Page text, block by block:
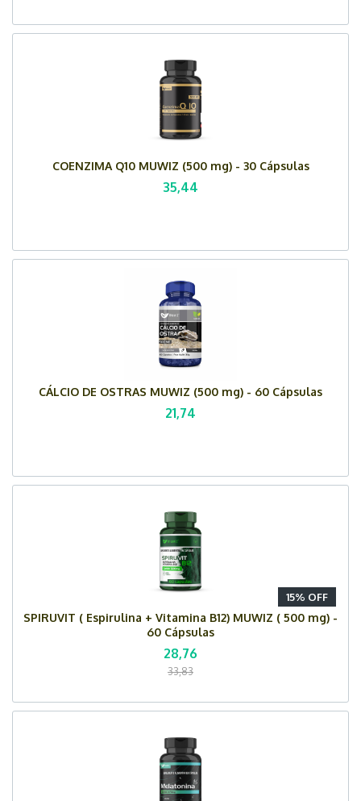
COENZIMA Q10 MUWIZ (500 mg) - 30 Cápsulas
35,44
CÁLCIO DE OSTRAS MUWIZ (500 mg) - 60 Cápsulas
21,74
15% OFF
SPIRUVIT ( Espirulina + Vitamina B12) MUWIZ ( 500 mg) -
60 Cápsulas
28,76
33,83